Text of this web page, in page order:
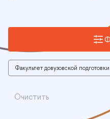
Факультет довузовской подготовки
Очистить